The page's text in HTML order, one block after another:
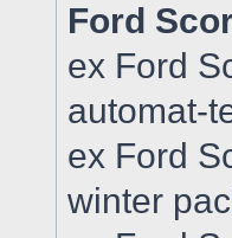
Ford
ex Ford
automat-
ex Ford
winter